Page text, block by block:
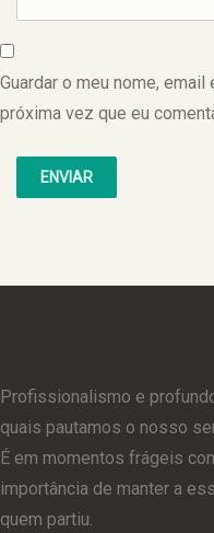
Guardar o meu nome,
próxima vez que eu
Profissionalismo e
quais pautamos o nosso
É em momentos frágeis
importância de manter a
quem partiu.